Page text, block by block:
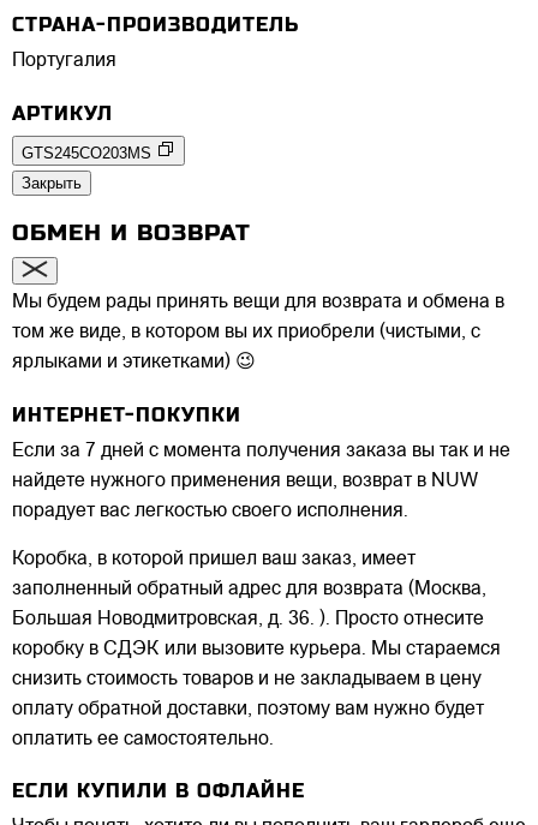
СТРАНА-ПРОИЗВОДИТЕЛЬ
Португалия
АРТИКУЛ
GTS245CO203MS
Закрыть
ОБМЕН И ВОЗВРАТ
Мы будем рады принять вещи для возврата и обмена в
том же виде, в котором вы их приобрели (чистыми, с
ярлыками и этикетками) 😉
ИНТЕРНЕТ-ПОКУПКИ
Если за 7 дней с момента получения заказа вы так и не
найдете нужного применения вещи, возврат в NUW
порадует вас легкостью своего исполнения.
Коробка, в которой пришел ваш заказ, имеет
заполненный обратный адрес для возврата (Москва,
Большая Новодмитровская, д. 36. ). Просто отнесите
коробку в СДЭК или вызовите курьера. Мы стараемся
снизить стоимость товаров и не закладываем в цену
оплату обратной доставки, поэтому вам нужно будет
оплатить ее самостоятельно.
ЕСЛИ КУПИЛИ В ОФЛАЙНЕ